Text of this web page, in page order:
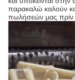
παρακαλώ καλούν
πωλήσεών μας πρίν